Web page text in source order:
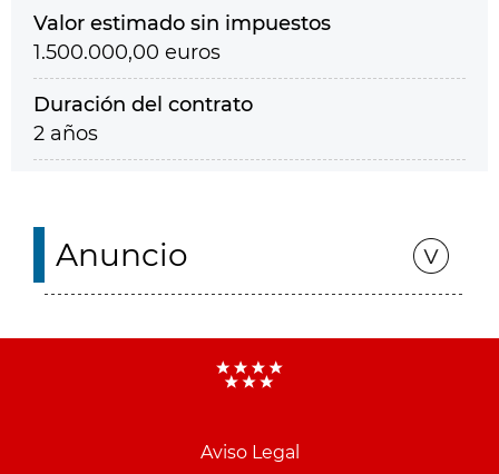
Valor estimado sin impuestos
1.500.000,00 euros
Duración del contrato
2 años
Anuncio
Aviso Legal